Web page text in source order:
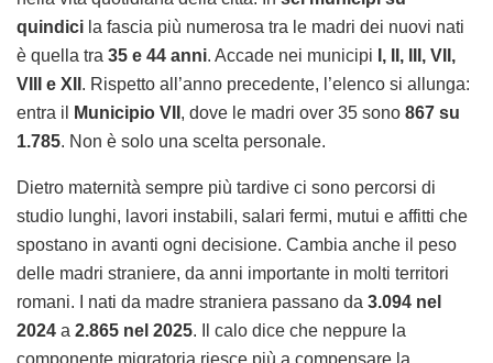
quindici la fascia più numerosa tra le madri dei nuovi nati
è quella tra 35 e 44 anni. Accade nei municipi I, II, III, VII,
VIII e XII . Rispetto all’anno precedente, l’elenco si allunga:
entra il
Municipio VII , dove le madri over 35 sono 867 su
1.785. Non è solo una scelta personale.
Dietro maternità sempre più tardive ci sono percorsi di
studio lunghi, lavori instabili, salari fermi, mutui e affitti che
spostano in avanti ogni decisione. Cambia anche il peso
delle madri straniere, da anni importante in molti territori
romani. I nati da madre straniera passano da 3.094 nel
2024 a 2.865 nel 2025. Il calo dice che neppure la